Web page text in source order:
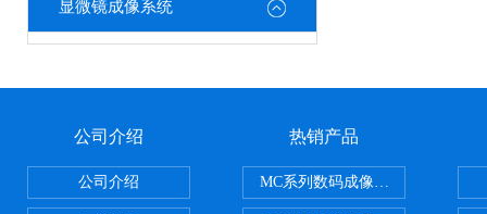
显微镜成像系统
公司介绍
公司介绍
热销产品
MC系列数码成像系统